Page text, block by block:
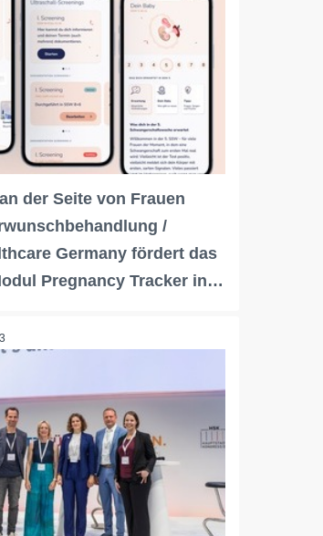
der Seite von Frauen
/
Germany fördert das
Pregnancy Tracker in…